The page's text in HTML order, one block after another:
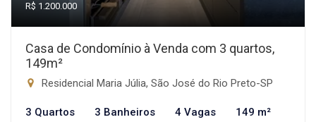
R$ 1.200.000
Casa de Condomínio à Venda com 3 quartos,
149m²
Residencial Maria Júlia, São José do Rio Preto-SP
3 Quartos 3 Banheiros 4 Vagas 149 m²